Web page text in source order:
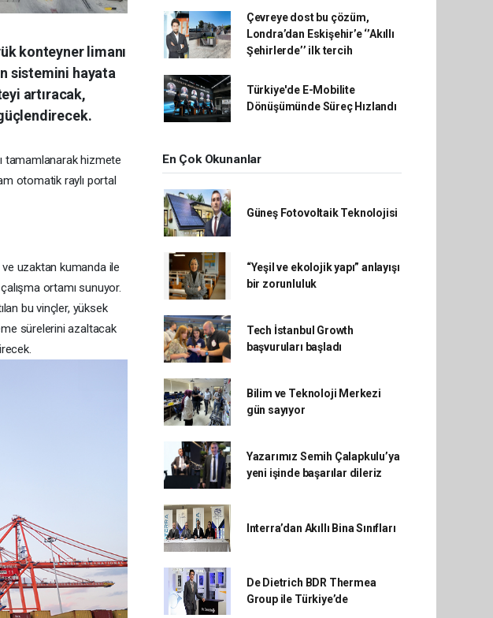
konteyner limanı
sistemini hayata
artıracak,
tamamlanarak hizmete
otomatik raylı portal
uzaktan kumanda ile
ortamı sunuyor.
bu vinçler, yüksek
sürelerini azaltacak
Çevreye dost bu çözüm,
Londra’dan Eskişehir’e ‘’Akıllı
Şehirlerde’’ ilk tercih
Türkiye'de E-Mobilite
Dönüşümünde Süreç Hızlandı
En Çok Okunanlar
Güneş Fotovoltaik Teknolojisi
“Yeşil ve ekolojik yapı” anlayışı
bir zorunluluk
Tech İstanbul Growth
başvuruları başladı
Bilim ve Teknoloji Merkezi
gün sayıyor
Yazarımız Semih Çalapkulu’ya
yeni işinde başarılar dileriz
Interra’dan Akıllı Bina Sınıfları
De Dietrich BDR Thermea
Group ile Türkiye’de